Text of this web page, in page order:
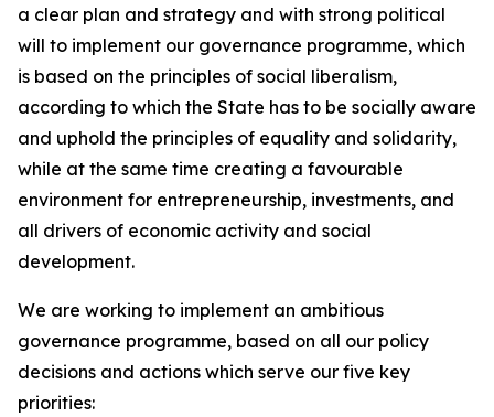
a clear plan and strategy and with strong political
will to implement our governance programme, which
is based on the principles of social liberalism,
according to which the State has to be socially aware
and uphold the principles of equality and solidarity,
while at the same time creating a favourable
environment for entrepreneurship, investments, and
all drivers of economic activity and social
development.
We are working to implement an ambitious
governance programme, based on all our policy
decisions and actions which serve our five key
priorities: